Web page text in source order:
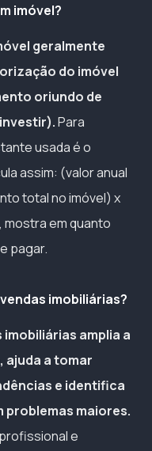
imóvel?
geralmente
do imóvel
oriundo de
Para
usada é o
assim: (valor anual
total no imóvel) x
mostra em quanto
pagar.
imobiliárias?
amplia a
ajuda a tomar
e identifica
problemas maiores.
e